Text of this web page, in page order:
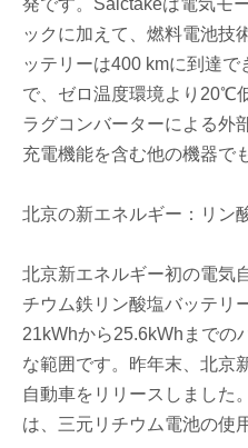
発です。Saictakeは電気モ
ックに加えて、燃料電池技
ッテリーは400 kmに到達
で、ゼロ温度環境より20℃
ラグコンバーターによる外
充電機能を含む他の機器で
北京の新エネルギー：リン
北京新エネルギー初の電気
チウム鉄リン酸塩バッテリ
21kWhから25.6kWhまでの
な範囲です。昨年末、北京
自動車をリリースしました
は、三元リチウム電池の使